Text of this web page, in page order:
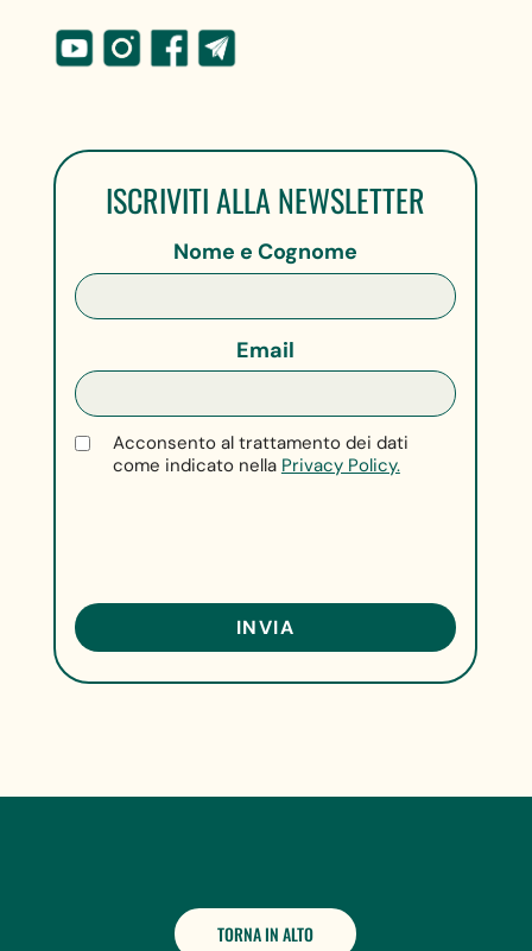
ISCRIVITI ALLA NEWSLETTER
Nome e Cognome
Email
Acconsento al trattamento dei dati
come indicato nella Privacy Policy.
TORNA IN ALTO